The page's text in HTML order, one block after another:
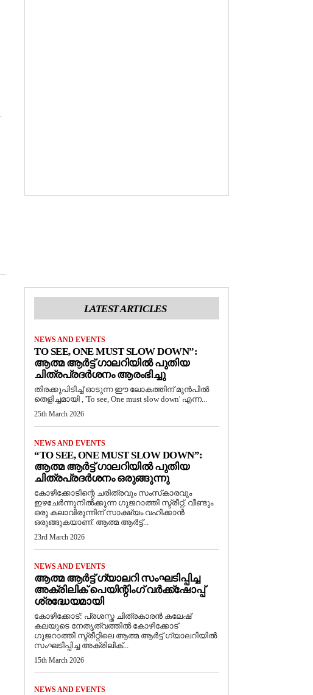
LATEST ARTICLES
NEWS AND EVENTS
TO SEE, ONE MUST SLOW DOWN”:
ആത്മ ആർട്ട് ഗാലറിയിൽ പുതിയ
ചിത്രപ്രദർശനം ആരംഭിച്ചു
തിരക്കുപിടിച്ച് ഓടുന്ന ഈ ലോകത്തിന് മുൻപിൽ
തെളിച്ചമായി , 'To see, One must slow down' എന്ന...
25th March 2026
NEWS AND EVENTS
“TO SEE, ONE MUST SLOW DOWN”:
ആത്മ ആർട്ട് ഗാലറിയിൽ പുതിയ
ചിത്രപ്രദർശനം ഒരുങ്ങുന്നു
കോഴിക്കോടിന്റെ ചരിത്രവും സംസ്‌കാരവും
ഇഴചേർന്നുനിൽക്കുന്ന ഗുജറാത്തി സ്ട്രീറ്റ്, വീണ്ടും
ഒരു കലാവിരുന്നിന് സാക്ഷ്യം വഹിക്കാൻ
ഒരുങ്ങുകയാണ്. ആത്മ ആർട്ട്...
23rd March 2026
NEWS AND EVENTS
ആത്മ ആർട്ട് ഗ്യാലറി സംഘടിപ്പിച്ച
അക്രിലിക് പെയിന്റിംഗ് വർക്ക്‌ഷോപ്പ്
ശ്രദ്ധേയമായി
കോഴിക്കോട്: പ്രശസ്ത ചിത്രകാരൻ കലേഷ്
കലയുടെ നേതൃത്വത്തിൽ കോഴിക്കോട്
ഗുജറാത്തി സ്ട്രീറ്റിലെ ആത്മ ആർട്ട് ഗ്യാലറിയിൽ
സംഘടിപ്പിച്ച അക്രിലിക്...
15th March 2026
NEWS AND EVENTS